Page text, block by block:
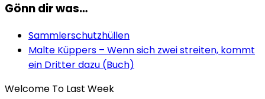
Gönn dir was…
Sammlerschutzhüllen
Malte Küppers – Wenn sich zwei streiten, kommt
ein Dritter dazu (Buch)
Welcome To Last Week